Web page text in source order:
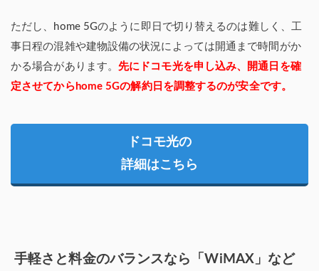
ただし、home 5Gのように即日で切り替えるのは難しく、工
事日程の混雑や建物設備の状況によっては開通まで時間がか
かる場合があります。 先にドコモ光を申し込み、開通日を確
定させてからhome 5Gの解約日を調整するのが安全です。
ドコモ光の
詳細はこちら
手軽さと料金のバランスなら「WiMAX」など